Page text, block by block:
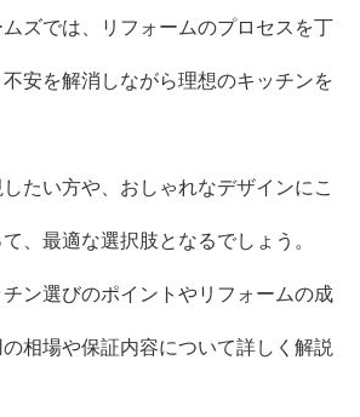
ズでは、リフォームのプロセスを丁
安を解消しながら理想のキッチンを
たい方や、おしゃれなデザインにこ
、最適な選択肢となるでしょう。
ン選びのポイントやリフォームの成
相場や保証内容について詳しく解説